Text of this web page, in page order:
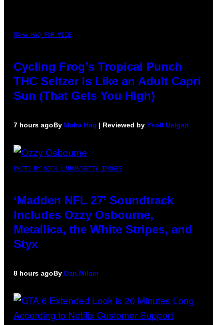
MAHA HAQ FOR VICE
Cycling Frog’s Tropical Punch
THC Seltzer Is Like an Adult Capri
Sun (That Gets You High)
7 hours agoBy Maha Haq | Reviewed by Ysolt Usigan
PHOTO BY NICK LAHAM/GETTY IMAGES
‘Madden NFL 27’ Soundtrack
Includes Ozzy Osbourne,
Metallica, the White Stripes, and
Styx
8 hours agoBy Dan Milam